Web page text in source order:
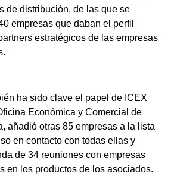
de distribución, de las que se
empresas que daban el perfil
estratégicos de las empresas
ha sido clave el papel de ICEX
Económica y Comercial de
añadió otras 85 empresas a la lista
en contacto con todas ellas y
de 34 reuniones con empresas
en los productos de los asociados.